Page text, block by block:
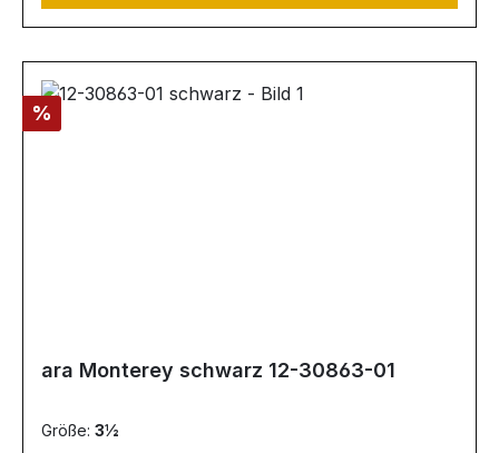
Rabatt
%
ara Monterey schwarz 12-30863-01
Größe: 3½